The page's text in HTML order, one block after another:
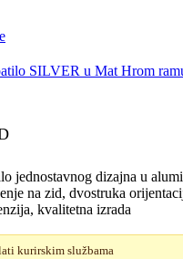
SILVER u Mat Hrom
jednostavnog dizajna u
na zid, dvostruka
kvalitetna izrada
kurirskim službama